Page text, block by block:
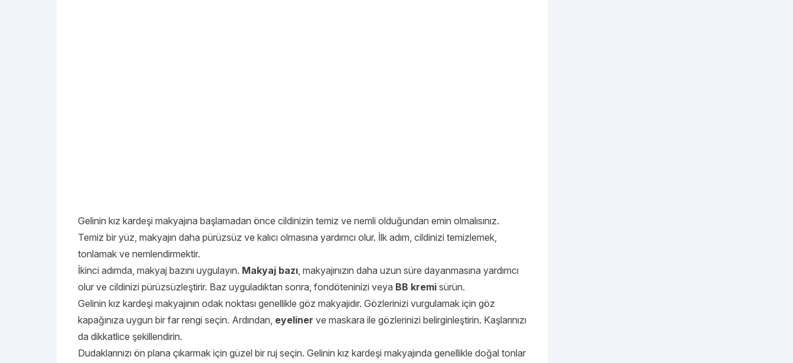
Gelinin kız kardeşi makyajına başlamadan önce cildinizin temiz ve nemli olduğundan emin olmalısınız.
Temiz bir yüz, makyajın daha pürüzsüz ve kalıcı olmasına yardımcı olur. İlk adım, cildinizi temizlemek,
tonlamak ve nemlendirmektir.
İkinci adımda, makyaj bazını uygulayın. Makyaj bazı, makyajınızın daha uzun süre dayanmasına yardımcı
olur ve cildinizi pürüzsüzleştirir. Baz uyguladıktan sonra, fondöteninizi veya BB kremi sürün.
Gelinin kız kardeşi makyajının odak noktası genellikle göz makyajıdır. Gözlerinizi vurgulamak için göz
kapağınıza uygun bir far rengi seçin. Ardından, eyeliner ve maskara ile gözlerinizi belirginleştirin. Kaşlarınızı
da dikkatlice şekillendirin.
Dudaklarınızı ön plana çıkarmak için güzel bir ruj seçin. Gelinin kız kardeşi makyajında genellikle doğal tonlar